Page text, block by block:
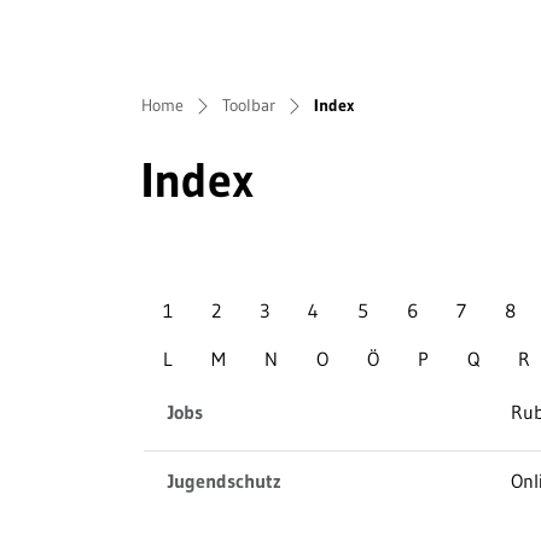
Home Toolbar Index(ausgewählt)
Index
1 2 3 4 5 6 7 8
L
M N O Ö P Q R
Jobs
Jugendschutz